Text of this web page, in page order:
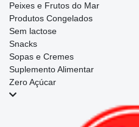
Peixes e Frutos do Mar
Produtos Congelados
Sem lactose
Snacks
Sopas e Cremes
Suplemento Alimentar
Zero Açúcar